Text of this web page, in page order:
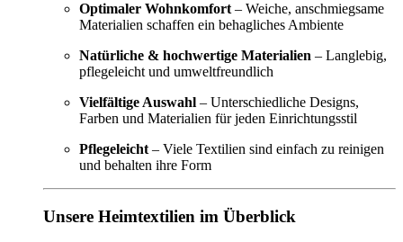
Optimaler Wohnkomfort – Weiche, anschmiegsame
Materialien schaffen ein behagliches Ambiente
Natürliche & hochwertige Materialien – Langlebig,
pflegeleicht und umweltfreundlich
Vielfältige Auswahl – Unterschiedliche Designs,
Farben und Materialien für jeden Einrichtungsstil
Pflegeleicht – Viele Textilien sind einfach zu reinigen
und behalten ihre Form
Unsere Heimtextilien im Überblick